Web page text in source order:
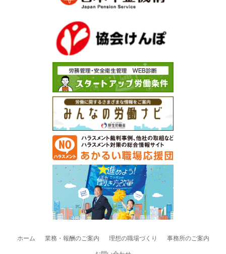
ホーム 業務・報酬のご案内 理想の職場づくり 事務所のご案内